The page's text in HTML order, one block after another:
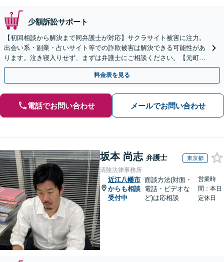
少額訴訟サポート
【初回相談から解決まで同弁護士が対応】サクラサイト被害に注力。
出会い系・副業・占いサイト等での詐欺被害は解決できる可能性があ
ります。泣き寝入りせず、まずは弁護士にご相談ください。【元町駅
1分・土日夜間の相談歓迎】
料金表を見る
電話でお問い合わせ メールでお問い合わせ
坂本 尚志 弁護士 東京都
清陵法律事務所
近江八幡市
からも相談
受付中
面談方法(対面・
電話・ビデオな
ど)は応相談
営業時
間：本日
定休日